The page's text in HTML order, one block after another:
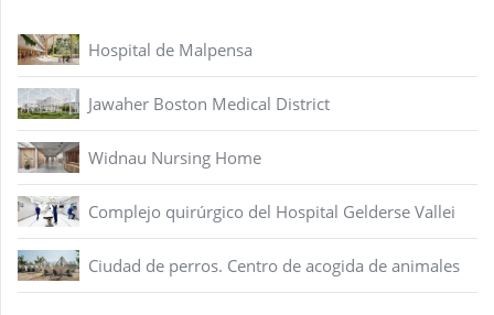
Hospital de Malpensa
Jawaher Boston Medical District
Widnau Nursing Home
Complejo quirúrgico del Hospital Gelderse Vallei
Ciudad de perros. Centro de acogida de animales